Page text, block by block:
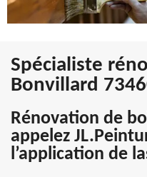
Spécialiste
Bonvillard
Rénovation de
appelez
l’application de